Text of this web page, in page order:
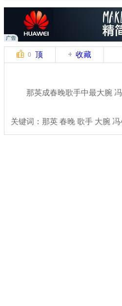
0 顶 收藏
那英成春晚歌手中最大腕 冯
关键词：那英 春晚 歌手 大腕 冯